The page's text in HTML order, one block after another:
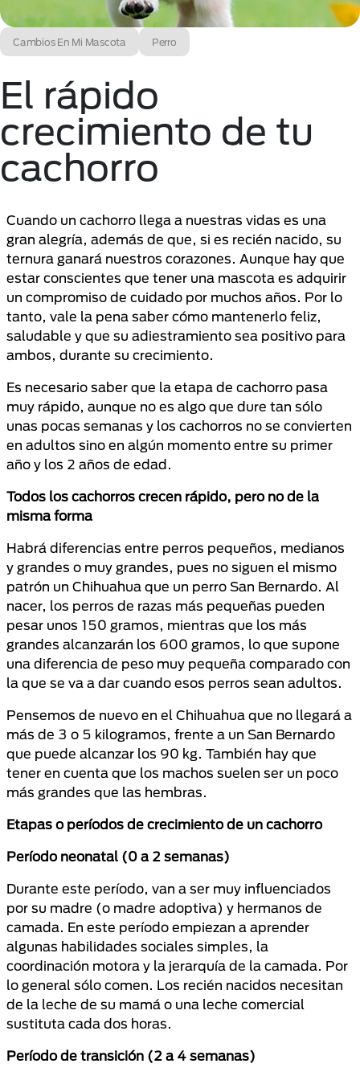
Cambios En Mi Mascota Perro
El rápido
crecimiento de tu
cachorro
Cuando un cachorro llega a nuestras vidas es una
gran alegría, además de que, si es recién nacido, su
ternura ganará nuestros corazones. Aunque hay que
estar conscientes que tener una mascota es adquirir
un compromiso de cuidado por muchos años. Por lo
tanto, vale la pena saber cómo mantenerlo feliz,
saludable y que su adiestramiento sea positivo para
ambos, durante su crecimiento.
Es necesario saber que la etapa de cachorro pasa
muy rápido, aunque no es algo que dure tan sólo
unas pocas semanas y los cachorros no se convierten
en adultos sino en algún momento entre su primer
año y los 2 años de edad.
Todos los cachorros crecen rápido, pero no de la
misma forma
Habrá diferencias entre perros pequeños, medianos
y grandes o muy grandes, pues no siguen el mismo
patrón un Chihuahua que un perro San Bernardo. Al
nacer, los perros de razas más pequeñas pueden
pesar unos 150 gramos, mientras que los más
grandes alcanzarán los 600 gramos, lo que supone
una diferencia de peso muy pequeña comparado con
la que se va a dar cuando esos perros sean adultos.
Pensemos de nuevo en el Chihuahua que no llegará a
más de 3 o 5 kilogramos, frente a un San Bernardo
que puede alcanzar los 90 kg. También hay que
tener en cuenta que los machos suelen ser un poco
más grandes que las hembras.
Etapas o períodos de crecimiento de un cachorro
Período neonatal (0 a 2 semanas)
Durante este período, van a ser muy influenciados
por su madre (o madre adoptiva) y hermanos de
camada. En este período empiezan a aprender
algunas habilidades sociales simples, la
coordinación motora y la jerarquía de la camada. Por
lo general sólo comen. Los recién nacidos necesitan
de la leche de su mamá o una leche comercial
sustituta cada dos horas.
Período de transición (2 a 4 semanas)